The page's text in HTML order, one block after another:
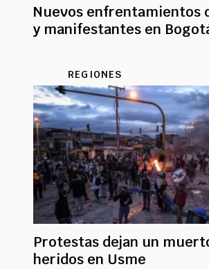
Nuevos enfrentamientos
y manifestantes en
REGIONES
Protestas dejan un
heridos en Usme